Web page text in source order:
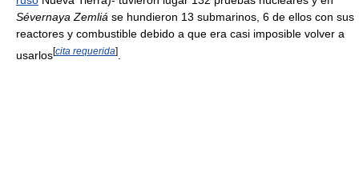
Sévernaya Zemliá se hundieron 13 submarinos, 6 de ellos con sus
reactores y combustible debido a que era casi imposible volver a
usarlos[cita requerida]